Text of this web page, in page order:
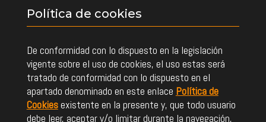
Política de cookies
De conformidad con lo dispuesto en la legislación
vigente sobre el uso de cookies, el uso estas será
tratado de conformidad con lo dispuesto en el
apartado denominado en este enlace Política de
Cookiesexistente en la presente y, que todo usuario
debe leer, aceptar y/o limitar durante la navegación,